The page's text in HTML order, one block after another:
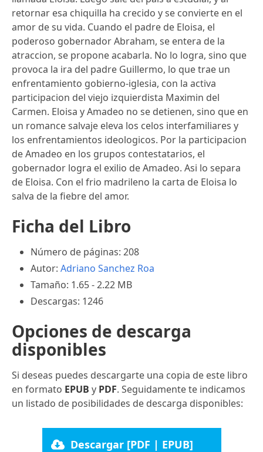
retornar esa chiquilla ha crecido y se convierte en el
amor de su vida. Cuando el padre de Eloisa, el
poderoso gobernador Abraham, se entera de la
atraccion, se propone acabarla. No lo logra, sino que
provoca la ira del padre Guillermo, lo que trae un
enfrentamiento gobierno-iglesia, con la activa
participacion del viejo izquierdista Maximin del
Carmen. Eloisa y Amadeo no se detienen, sino que en
un romance salvaje eleva los celos interfamiliares y
los enfrentamientos ideologicos. Por la participacion
de Amadeo en los grupos contestatarios, el
gobernador logra el exilio de Amadeo. Asi lo separa
de Eloisa. Con el frio madrileno la carta de Eloisa lo
salva de la fiebre del amor.
Ficha del Libro
Número de páginas: 208
Autor: Adriano Sanchez Roa
Tamaño: 1.65 - 2.22 MB
Descargas: 1246
Opciones de descarga
disponibles
Si deseas puedes descargarte una copia de este libro
en formato EPUB y PDF. Seguidamente te indicamos
un listado de posibilidades de descarga disponibles:
Descargar [PDF | EPUB]